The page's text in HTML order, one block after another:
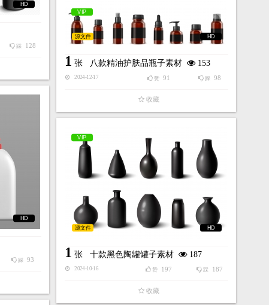
HD
踩 128
VIP
HD
源文件
1 张 八款精油护肤品瓶子素材 153
2024-12-17 踩 98
赞 91
收藏
HD
踩 93
VIP
HD
源文件
1 张 十款黑色陶罐罐子素材 187
2024-10-16 踩 187
赞 197
收藏